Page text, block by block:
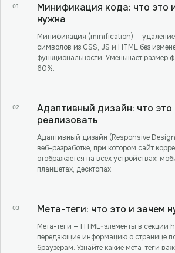
01
Минификация кода: что это
нужна
Минификация (minification) —
символов из CSS, JS и HTML без
функциональности. Уменьшает размер
60%.
02
Адаптивный дизайн: что это
реализовать
Адаптивный дизайн (Responsive
веб-разработке, при котором сайт
отображается на всех устройствах:
планшетах, десктопах.
03 Мета-теги: что это и зачем
Мета-теги — HTML-элементы в секции
передающие информацию о странице
браузерам. Узнайте какие мета-теги